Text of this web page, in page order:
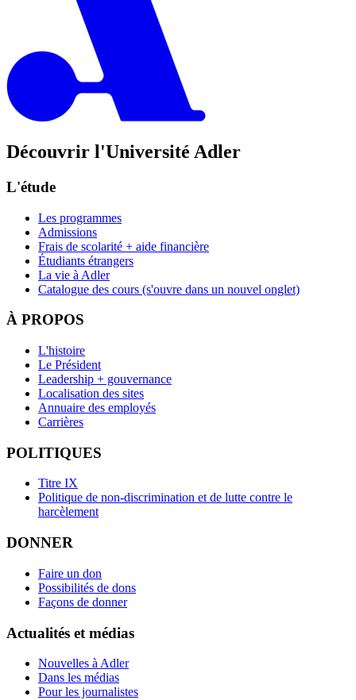
Découvrir l'Université Adler
L'étude
Les programmes
Admissions
Frais de scolarité + aide financière
Étudiants étrangers
La vie à Adler
Catalogue des cours (s'ouvre dans un nouvel onglet)
À PROPOS
L'histoire
Le Président
Leadership + gouvernance
Localisation des sites
Annuaire des employés
Carrières
POLITIQUES
Titre IX
Politique de non-discrimination et de lutte contre le
harcèlement
DONNER
Faire un don
Possibilités de dons
Façons de donner
Actualités et médias
Nouvelles à Adler
Dans les médias
Pour les journalistes